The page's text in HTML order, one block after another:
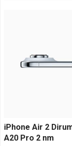
iPhone Air 2
A20 Pro 2 nm